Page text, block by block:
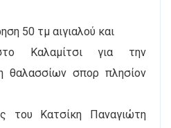
50 τμ αιγιαλού και
Καλαμίτσι για την
θαλασσίων σπορ πλησίον
του Κατσίκη Παναγιώτη